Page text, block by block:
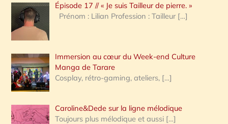
h
e
:
Épisode 17 // « Je suis Tailleur de pierre. »
Prénom : Lilian Profession : Tailleur […]
Immersion au cœur du Week-end Culture
Manga de Tarare
Cosplay, rétro-gaming, ateliers, […]
Caroline&Dede sur la ligne mélodique
Toujours plus mélodique et aussi […]